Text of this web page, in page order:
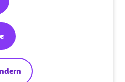
wieder ausgeglichen
nach
gemischte
Getränke
oder Mineralwasser,
und